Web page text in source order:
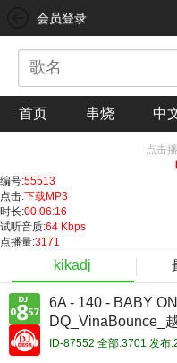
会员登录
首页 串烧 中
点击
编号:55513
点击:下载MP3
时长:00:06:16
试听音质:64 Kbps
点播量:3171
kikadj
6A - 140 - BABY
DQ_VinaBounce_
ID-87552 全部:3701 发